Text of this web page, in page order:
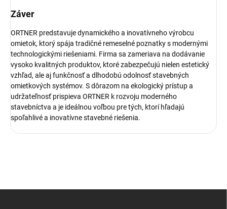
Záver
ORTNER predstavuje dynamického a inovatívneho výrobcu
omietok, ktorý spája tradičné remeselné poznatky s modernými
technologickými riešeniami. Firma sa zameriava na dodávanie
vysoko kvalitných produktov, ktoré zabezpečujú nielen estetický
vzhľad, ale aj funkčnosť a dlhodobú odolnosť stavebných
omietkových systémov. S dôrazom na ekologický prístup a
udržateľnosť prispieva ORTNER k rozvoju moderného
stavebníctva a je ideálnou voľbou pre tých, ktorí hľadajú
spoľahlivé a inovatívne stavebné riešenia.